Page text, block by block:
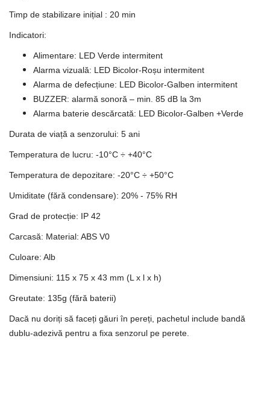
Timp de stabilizare inițial : 20 min
Indicatori:
Alimentare: LED Verde intermitent
Alarma vizuală: LED Bicolor-Roșu intermitent
Alarma de defecțiune: LED Bicolor-Galben intermitent
BUZZER: alarmă sonoră – min. 85 dB la 3m
Alarma baterie descărcată: LED Bicolor-Galben +Verde
Durata de viață a senzorului: 5 ani
Temperatura de lucru: -10°C ÷ +40°C
Temperatura de depozitare: -20°C ÷ +50°C
Umiditate (fără condensare): 20% - 75% RH
Grad de protecție: IP 42
Carcasă: Material: ABS V0
Culoare: Alb
Dimensiuni: 115 x 75 x 43 mm (L x l x h)
Greutate: 135g (fără baterii)
Dacă nu doriți să faceți găuri în pereți, pachetul include bandă
dublu-adezivă pentru a fixa senzorul pe perete.